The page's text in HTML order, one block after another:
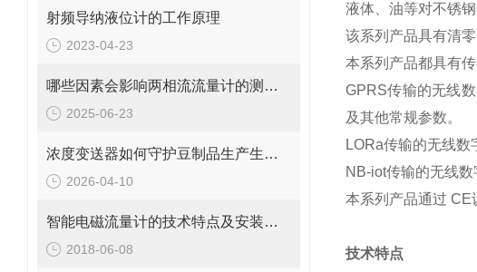
射频导纳液位计的工作原理
2023-04-23
哪些因素会影响两相流流量计的测量精度？
2025-06-23
浓度变送器如何守护豆制品生产生命线？
2026-04-10
智能电磁流量计的技术特点及安装要求
2018-06-08
液体、油等对不锈
该系列产品具有清
本系列产品都具有
GPRS传输的无线
及其他常规参数。
LORa传输的无线数
NB-iot传输的无线
本系列产品通过 CE
技术特点